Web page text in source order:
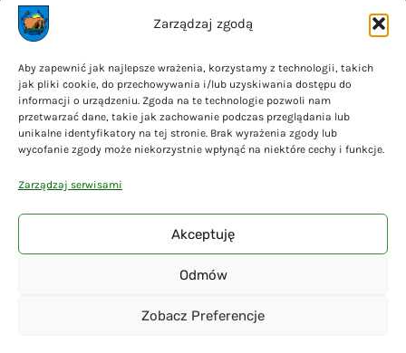
Zarządzaj zgodą
Aby zapewnić jak najlepsze wrażenia, korzystamy z technologii, takich
jak pliki cookie, do przechowywania i/lub uzyskiwania dostępu do
informacji o urządzeniu. Zgoda na te technologie pozwoli nam
przetwarzać dane, takie jak zachowanie podczas przeglądania lub
unikalne identyfikatory na tej stronie. Brak wyrażenia zgody lub
wycofanie zgody może niekorzystnie wpłynąć na niektóre cechy i funkcje.
Zarządzaj serwisami
Akceptuję
Odmów
Zobacz Preferencje
Na skróty
Polityka prywatności
Polityka plików cookies (EU)
Deklaracja dostępności
Mapa serwisu